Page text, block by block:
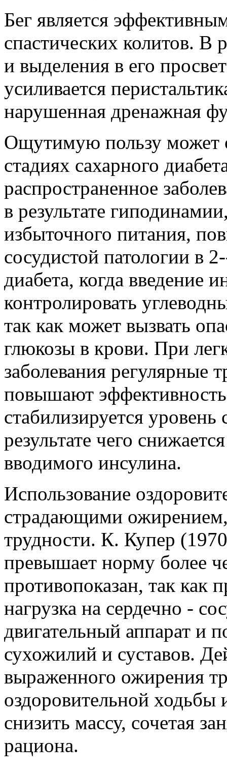
Бег является
спастических колитов. В
и выделения в его
усиливается
нарушенная дренажная
Ощутимую пользу может
стадиях сахарного
распространенное
в результате
избыточного питания,
сосудистой патологии в
диабета, когда введение
контролировать
так как может вызвать
глюкозы в крови. При
заболевания регулярные
повышают эффективность
стабилизируется
результате чего
вводимого инсулина.
Использование
страдающими ожирением,
трудности. К. Купер
превышает норму более
противопоказан, так как
нагрузка на сердечно -
двигательный аппарат и
сухожилий и суставов.
выраженного ожирения
оздоровительной ходьбы
снизить массу, сочетая
рациона.